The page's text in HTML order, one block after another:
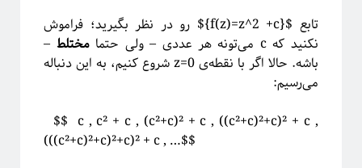
حکایت «سیستم‌های پیچیده» چیست؟!
سیستم‌های پیچیده: «ماهیت و ویژگی‌»
یادگیری «سیستم‌های پیچیده» رو از کجا و چه‌طور آغاز کنیم؟!
پیشنهادهایی برای دانشجویان تحصیلات تکمیلی، به‌ویژه برای سیستم‌های پیچیده
مقدمه‌ای بر هندسه فرکتالی
تابع ${f(z)=z^2 +c}$ رو در نظر بگیرید؛ فراموش
نکنید که c می‌تونه هر عددی – ولی حتما
مختلط –
باشه. حالا اگر با نقطه‌ی z=0 شروع کنیم، به این دنباله‌
می‌رسیم:
$$ c , c² + c , (c²+c)² + c , ((c²+c)²+c)² + c ,
(((c²+c)²+c)²+c)² + c , …$$